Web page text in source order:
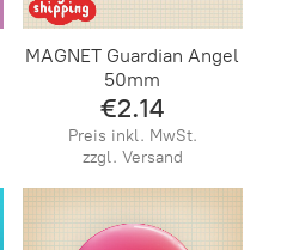
MAGNET Guardian Angel
50mm
€2.14
Preis inkl. MwSt.
zzgl. Versand